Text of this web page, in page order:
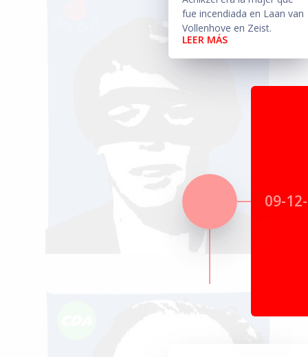
fue incendiada en Laan van
Vollenhove en Zeist.
LEER MÁS
09-